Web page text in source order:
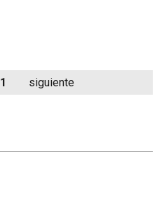
1 siguiente